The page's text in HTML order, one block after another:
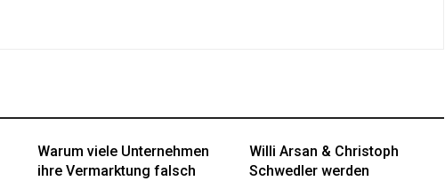
Warum viele Unternehmen
ihre Vermarktung falsch
Willi Arsan & Christoph
Schwedler werden